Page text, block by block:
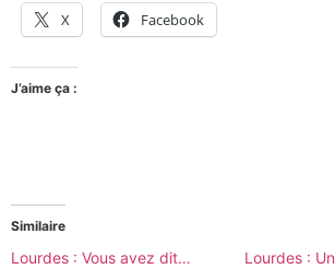
X Facebook
J’aime ça :
Similaire
Lourdes : Vous avez dit…
Lourdes :